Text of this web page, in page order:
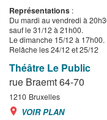
Représentations :
Du mardi au vendredi à
sauf le 31/12 à 21h00.
Le dimanche 15/12 à 17h00.
Relâche les 24/12 et 25/12
Théâtre Le Public
rue Braemt 64-70
1210 Bruxelles
VOIR PLAN